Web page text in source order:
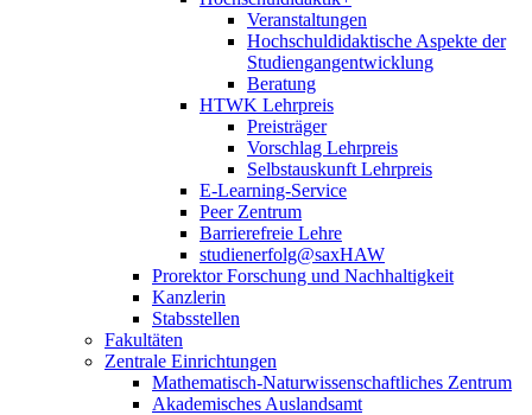
Veranstaltungen
Hochschuldidaktische Aspekte der
Studiengangentwicklung
Beratung
HTWK Lehrpreis
Preisträger
Vorschlag Lehrpreis
Selbstauskunft Lehrpreis
E-Learning-Service
Peer Zentrum
Barrierefreie Lehre
studienerfolg@saxHAW
Prorektor Forschung und Nachhaltigkeit
Kanzlerin
Stabsstellen
Fakultäten
Zentrale Einrichtungen
Mathematisch-Naturwissenschaftliches Zentrum
Akademisches Auslandsamt